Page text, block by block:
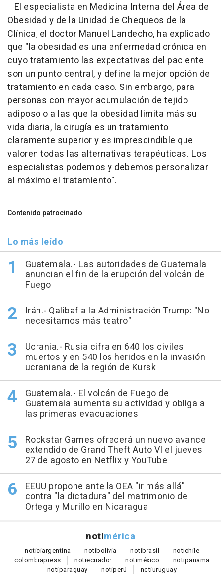
El especialista en Medicina Interna del Área de
Obesidad y de la Unidad de Chequeos de la
Clínica, el doctor Manuel Landecho, ha explicado
que "la obesidad es una enfermedad crónica en
cuyo tratamiento las expectativas del paciente
son un punto central, y define la mejor opción de
tratamiento en cada caso. Sin embargo, para
personas con mayor acumulación de tejido
adiposo o a las que la obesidad limita más su
vida diaria, la cirugía es un tratamiento
claramente superior y es imprescindible que
valoren todas las alternativas terapéuticas. Los
especialistas podemos y debemos personalizar
al máximo el tratamiento".
Contenido patrocinado
Lo más leído
Guatemala.- Las autoridades de Guatemala
anuncian el fin de la erupción del volcán de
Fuego
Irán.- Qalibaf a la Administración Trump: "No
necesitamos más teatro"
Ucrania.- Rusia cifra en 640 los civiles
muertos y en 540 los heridos en la invasión
ucraniana de la región de Kursk
Guatemala.- El volcán de Fuego de
Guatemala aumenta su actividad y obliga a
las primeras evacuaciones
Rockstar Games ofrecerá un nuevo avance
extendido de Grand Theft Auto VI el jueves
27 de agosto en Netflix y YouTube
EEUU propone ante la OEA "ir más allá"
contra "la dictadura" del matrimonio de
Ortega y Murillo en Nicaragua
notimérica
noticiargentina notibolivia notibrasil notichile
colombiapress notiecuador notiméxico notipanama
notiparaguay notiperú notiuruguay